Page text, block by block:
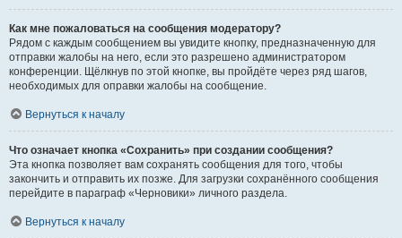
Как мне пожаловаться на сообщения модератору?
Рядом с каждым сообщением вы увидите кнопку, предназначенную для
отправки жалобы на него, если это разрешено администратором
конференции. Щёлкнув по этой кнопке, вы пройдёте через ряд шагов,
необходимых для оправки жалобы на сообщение.
Вернуться к началу
Что означает кнопка «Сохранить» при создании сообщения?
Эта кнопка позволяет вам сохранять сообщения для того, чтобы
закончить и отправить их позже. Для загрузки сохранённого сообщения
перейдите в параграф «Черновики» личного раздела.
Вернуться к началу